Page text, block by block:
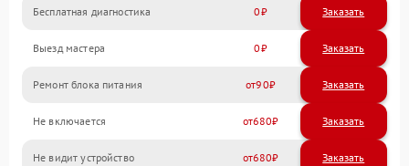
Бесплатная диагностика 0 Заказать
Выезд мастера 0 Заказать
Ремонт блока питания 90
Не включается 680
Не видит устройство 680